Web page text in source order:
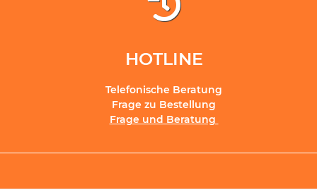
HOTLINE
Telefonische Beratung
Frage zu Bestellung
Frage und Beratung